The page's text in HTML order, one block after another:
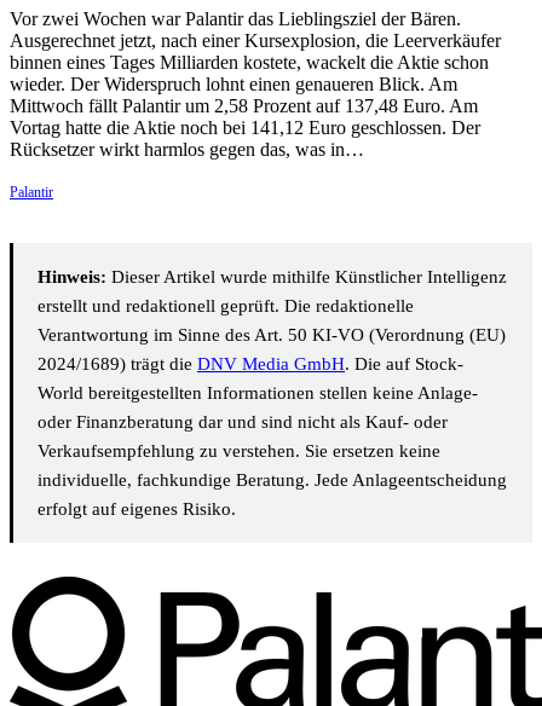
Vor zwei Wochen war Palantir das Lieblingsziel der Bären.
Ausgerechnet jetzt, nach einer Kursexplosion, die Leerverkäufer
binnen eines Tages Milliarden kostete, wackelt die Aktie schon
wieder. Der Widerspruch lohnt einen genaueren Blick. Am
Mittwoch fällt Palantir um 2,58 Prozent auf 137,48 Euro. Am
Vortag hatte die Aktie noch bei 141,12 Euro geschlossen. Der
Rücksetzer wirkt harmlos gegen das, was in…
Palantir
Hinweis: Dieser Artikel wurde mithilfe Künstlicher Intelligenz
erstellt und redaktionell geprüft. Die redaktionelle
Verantwortung im Sinne des Art. 50 KI-VO (Verordnung (EU)
2024/1689) trägt die DNV Media GmbH. Die auf Stock-
World bereitgestellten Informationen stellen keine Anlage-
oder Finanzberatung dar und sind nicht als Kauf- oder
Verkaufsempfehlung zu verstehen. Sie ersetzen keine
individuelle, fachkundige Beratung. Jede Anlageentscheidung
erfolgt auf eigenes Risiko.